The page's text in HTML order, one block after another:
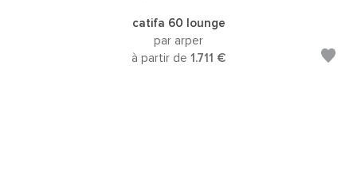
catifa 60 lounge
par arper
à partir de 1.711 €